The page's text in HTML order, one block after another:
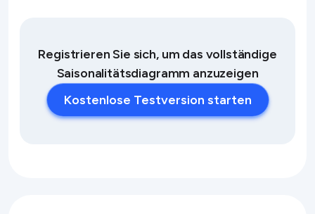
Registrieren Sie sich, um das vollständige
Saisonalitätsdiagramm anzuzeigen
Kostenlose Testversion starten